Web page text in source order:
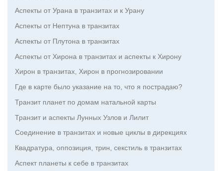
Аспекты от Урана в транзитах и к Урану
Аспекты от Нептуна в транзитах
Аспекты от Плутона в транзитах
Аспекты от Хирона в транзитах и аспекты к Хирону
Хирон в транзитах, Хирон в прогнозировании
Где в карте было указание на то, что я пострадаю?
Транзит планет по домам натальной карты
Транзит и аспекты Лунных Узлов и Лилит
Соединение в транзитах и новые циклы в дирекциях
Квадратура, оппозиция, трин, секстиль в транзитах
Аспект планеты к себе в транзитах